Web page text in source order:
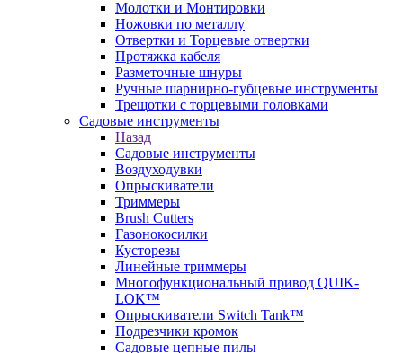
Молотки и Монтировки
Ножовки по металлу
Отвертки и Торцевые отвертки
Протяжка кабеля
Разметочные шнуры
Ручные шарнирно-губцевые инструменты
Трещотки с торцевыми головками
Садовые инструменты
Назад
Садовые инструменты
Воздуходувки
Опрыскиватели
Триммеры
Brush Cutters
Газонокосилки
Кусторезы
Линейные триммеры
Многофункциональный привод QUIK-
LOK™
Опрыскиватели Switch Tank™
Подрезчики кромок
Садовые цепные пилы